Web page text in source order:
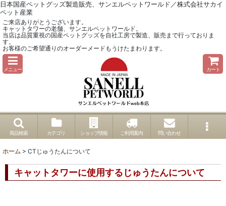
日本国産ペットグッズ製造販売、サンエルペットワールド／株式会社サカイ
ペット産業
ご来店ありがとうございます。
キャットタワーの老舗、サンエルペットワールド。
当店は品質重視の国産ペットグッズを自社工房で製造、販売まで行っておりま
す。
お客様のご希望通りのオーダーメードもうけたまわります。
メニュー カート
商品検索 カテゴリ ショップ情報 ご利用案内 問い合わせ
ホーム > CTじゅうたんについて
キャットタワーに使用するじゅうたんについて